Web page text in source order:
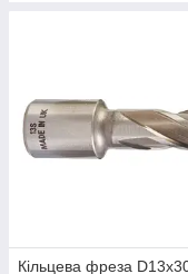
Кільцева фреза